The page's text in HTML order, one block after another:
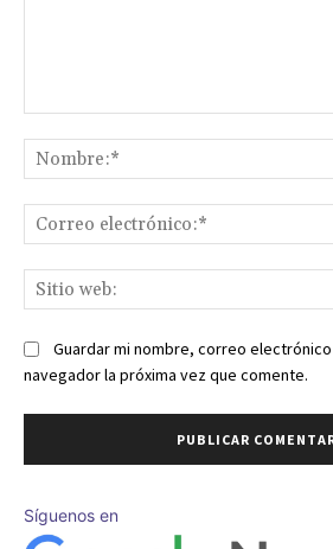
Guardar mi nombre, correo
navegador la próxima vez que comente.
Síguenos en